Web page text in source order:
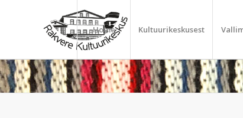
Home Kultuurikeskusest